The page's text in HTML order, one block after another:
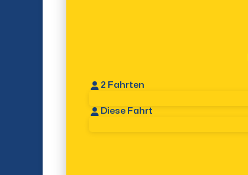
2 Fahrten
Diese Fahrt